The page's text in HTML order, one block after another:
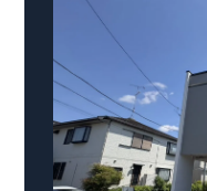
ております。
・『建設
りに施工されているか
す。